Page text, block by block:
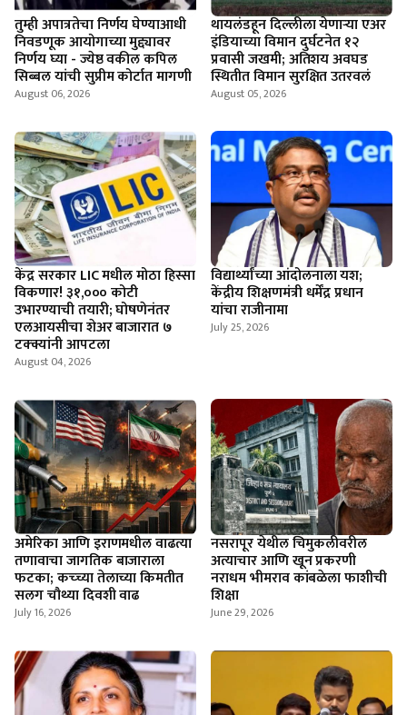
तुम्ही अपात्रतेचा निर्णय घेण्याआधी
निवडणूक आयोगाच्या मुद्द्यावर
निर्णय घ्या - ज्येष्ठ वकील कपिल
सिब्बल यांची सुप्रीम कोर्टात मागणी
August 06, 2026
थायलंडहून दिल्लीला येणाऱ्या एअर
इंडियाच्या विमान दुर्घटनेत १२
प्रवासी जखमी; अतिशय अवघड
स्थितीत विमान सुरक्षित उतरवलं
August 05, 2026
केंद्र सरकार LIC मधील मोठा हिस्सा
विकणार! ३१,००० कोटी
उभारण्याची तयारी; घोषणेनंतर
एलआयसीचा शेअर बाजारात ७
टक्क्यांनी आपटला
August 04, 2026
विद्यार्थ्यांच्या आंदोलनाला यश;
केंद्रीय शिक्षणमंत्री धर्मेंद्र प्रधान
यांचा राजीनामा
July 25, 2026
अमेरिका आणि इराणमधील वाढत्या
तणावाचा जागतिक बाजाराला
फटका; कच्च्या तेलाच्या किमतीत
सलग चौथ्या दिवशी वाढ
July 16, 2026
नसरापूर येथील चिमुकलीवरील
अत्याचार आणि खून प्रकरणी
नराधम भीमराव कांबळेला फाशीची
शिक्षा
June 29, 2026